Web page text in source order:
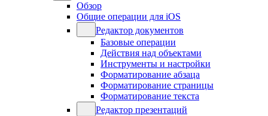
Обзор
Общие операции для iOS
Редактор документов
Базовые операции
Действия над объектами
Инструменты и настройки
Форматирование абзаца
Форматирование страницы
Форматирование текста
Редактор презентаций